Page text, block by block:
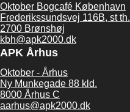
Oktober Bogcafé København
Frederikssundsvej 116B, st th.
2700 Brønshøj
kbh@apk2000.dk
APK Århus
Oktober - Århus
Ny Munkegade 88 kld.
8000 Århus C
aarhus@apk2000.dk